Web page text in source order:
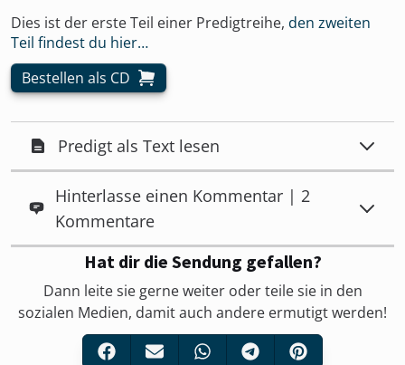
Dies ist der erste Teil einer Predigtreihe, den zweiten
Teil findest du hier…
Bestellen als CD
Predigt als Text lesen
Hinterlasse einen Kommentar | 2
Kommentare
Hat dir die Sendung gefallen?
Dann leite sie gerne weiter oder teile sie in den
sozialen Medien, damit auch andere ermutigt werden!